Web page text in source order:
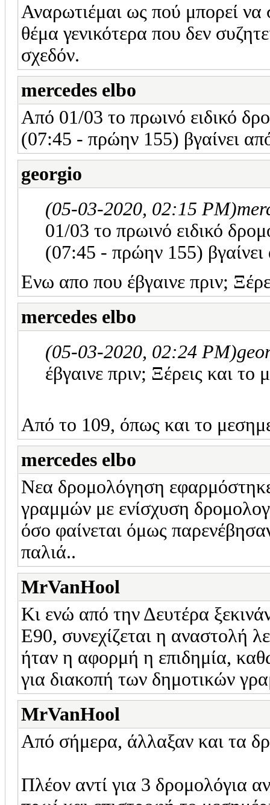
Αναρωτιέμαι ως πού μπορεί να
θέμα γενικότερα που δεν
σχεδόν.
mercedes elbo
Από 01/03 το πρωινό ειδικό
(07:45 - πρώην 155) βγαίνει
georgio
(05-03-2020, 02:15 PM)
01/03 το πρωινό ειδικό
(07:45 - πρώην 155)
Ενω απο που έβγαινε πριν;
mercedes elbo
(05-03-2020, 02:24 PM)
έβγαινε πριν; Ξέρεις και το
Από το 109, όπως και το
mercedes elbo
Νεα δρομολόγηση
γραμμών με ενίσχυση
όσο φαίνεται όμως
παλιά..
MrVanHool
Κι ενώ από την Δευτέρα
Ε90, συνεχίζεται η αναστολή
ήταν η αφορμή η επιδημία,
για διακοπή των δημοτικών
MrVanHool
Από σήμερα, άλλαξαν και τα
Πλέον αντί για 3 δρομολόγια